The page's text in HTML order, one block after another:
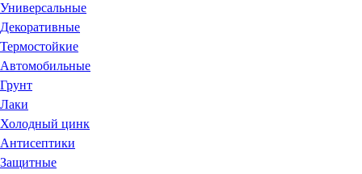
Универсальные
Декоративные
Термостойкие
Автомобильные
Грунт
Лаки
Холодный цинк
Антисептики
Защитные